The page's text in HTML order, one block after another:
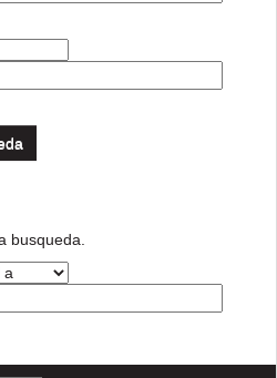
busqueda.